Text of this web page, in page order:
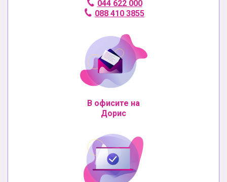
044 622 000
088 410 3855
В офисите на
Дорис